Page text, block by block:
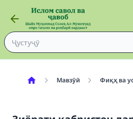
Мавзӯӣ Фиқҳ ва